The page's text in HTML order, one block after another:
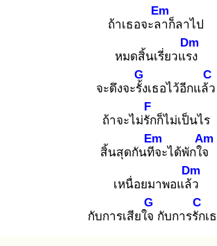
ถ้าเธอจะลา
Em
ก็ลาไป
หมดสิ้นเรี่ยวแรง
Dm
จะดึงจะรั้ง
G
เธอไว้อีกแล้ว
C
ถ้าจะไม่รัก
F
ก็ไม่เป็นไร
สิ้นสุดกันทีจ
Em
ะได้พักใจ
Am
เหนื่อยมาพอแล้ว
Dm
กับการเสียใจ
G
กับการรัก
C
เ